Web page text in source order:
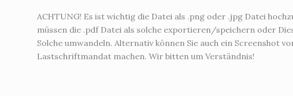
ACHTUNG! Es ist wichtig die Datei als .png oder .jpg Datei
müssen die .pdf Datei als solche exportieren/speichern oder
Solche umwandeln. Alternativ können Sie auch ein Screenshot
Lastschriftmandat machen. Wir bitten um Verständnis!